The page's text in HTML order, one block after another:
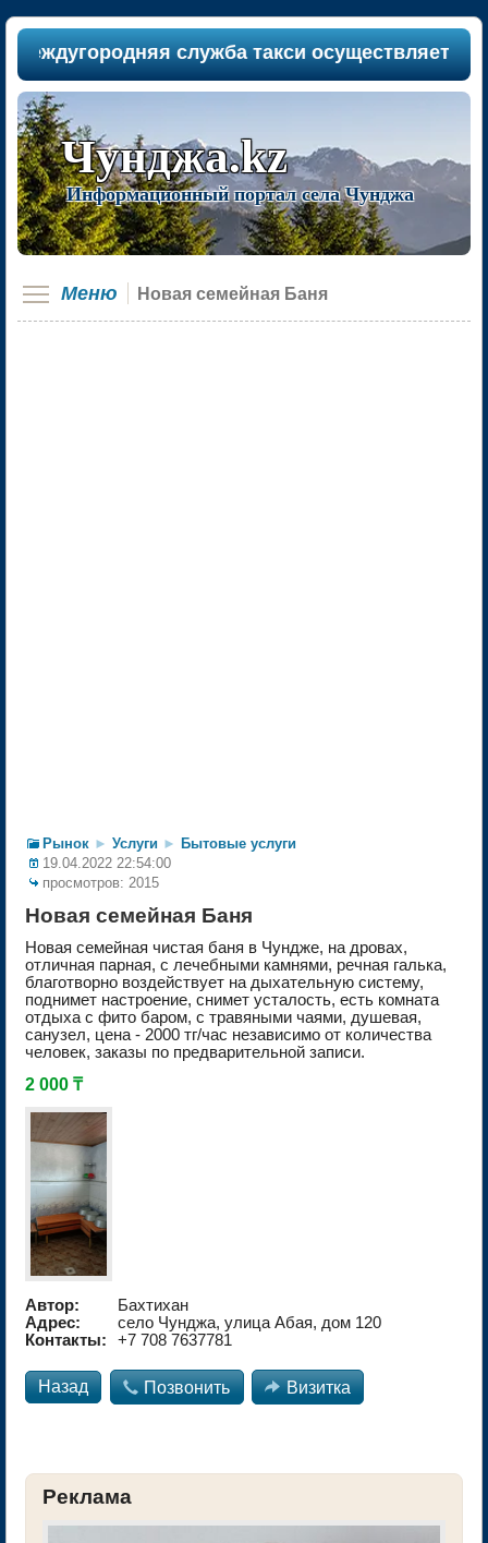
служба такси осуществляет
Чунджа.kz
Информационный портал села Чунджа
Меню Новая семейная Баня
Рынок ► Услуги ► Бытовые услуги
19.04.2022 22:54:00
просмотров: 2015
Новая семейная Баня
Новая семейная чистая баня в Чундже, на дровах,
отличная парная, с лечебными камнями, речная галька,
благотворно воздействует на дыхательную систему,
поднимет настроение, снимет усталость, есть комната
отдыха с фито баром, с травяными чаями, душевая,
санузел, цена - 2000 тг/час независимо от количества
человек, заказы по предварительной записи.
2 000 ₸
Автор:
Бахтихан
Адрес:
село Чунджа, улица Абая, дом 120
Контакты:
+7 708 7637781
Назад  Позвонить  Визитка
Реклама